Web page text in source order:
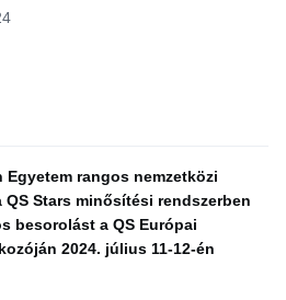
rangos nemzetközi
Stars minősítési rendszerben
besorolást a QS Európai
2024. július 11-12-én